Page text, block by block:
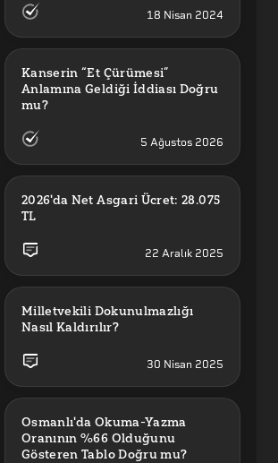
18 Nisan 2024
Kanserin “Et Çürümesi”
Anlamına Geldiği İddiası Doğru
mu?
5 Ağustos 2026
2026'da Net Asgari Ücret: 28.075
TL
22 Aralık 2025
Milletvekili Dokunulmazlığı
Nasıl Kaldırılır?
30 Nisan 2025
Osmanlı'da Okuma-Yazma
Oranının %66 Olduğunu
Gösteren Tablo Doğru mu?